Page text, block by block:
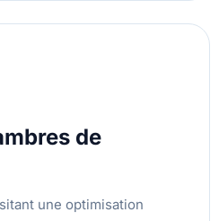
de
une optimisation